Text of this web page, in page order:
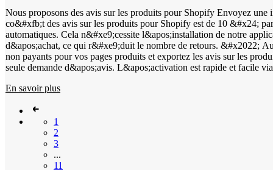
l&apos;invitation. Choisissez une valeur qui correspond &#xe0;
souhait&#xe9;. Si vous choisissez &#xab; Langue du client &#xbb;, la langue du client sera
enti&#xe8;rement install&#xe9; dans votre boutique en ligne
commande.
Nous proposons des avis sur les produits pour Shopify Envoyez
co&#xfb;t des avis sur les produits pour Shopify est de 10 &#x24;
automatiques. Cela n&#xe9;cessite l&apos;installation de notre
d&apos;achat, ce qui r&#xe9;duit le nombre de retours. &#x2022;
non payants pour vos pages produits et exportez les avis sur les
seule demande d&apos;avis. L&apos;activation est rapide et facile via votre tableau de bord. Acc&#xe9;dez &#xe0; &#xab; Avis &#xbb; et passez &#xe0; &#xab; Avis sur les produits &#xbb;. Cliquez ensuite sur
application Shopify. Vous pouvez y cocher la case &#xab; Avis sur
recevront une invitation &#xe0; &#xe9;valuer votre boutique en
produits. Pour v&#xe9;rifier que tout est correctement
bord WWK &gt; Invitations. Les invitations envoy&#xe9;es avec la
pouvez d&#xe9;couvrir comment afficher les avis sur les produits
les &#xe9;toiles jaunes dans les r&#xe9;sultats de recherche
autres. En attribuant &#xe0; chaque produit un code GTIN unique,
En savoir plus
1
2
3
...
11